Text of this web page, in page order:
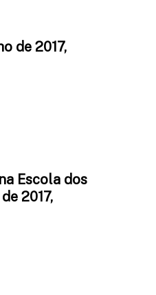
de 2017,
Escola dos
2017,